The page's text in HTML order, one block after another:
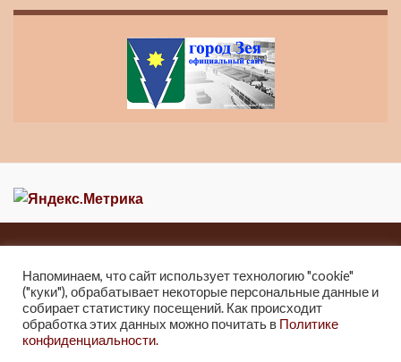
Карта сайта
2013-2021 Краеведческий музей города Зеи
г. Зея, ул. Мухина 247, Тел: 8 (41658) 2-25-32.
Напоминаем, что сайт использует технологию "cookie"
("куки"), обрабатывает некоторые персональные данные и
собирает статистику посещений. Как происходит
обработка этих данных можно почитать в Политике
конфиденциальности.